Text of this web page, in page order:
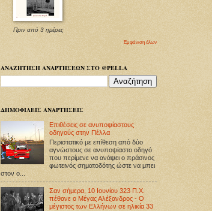
Πριν από 3 ημέρες
Εμφάνιση όλων
ΑΝΑΖΗΤΗΣΗ ΑΝΑΡΤΗΣΕΩΝ ΣΤΟ @PELLA
ΔΗΜΟΦΙΛΕΙΣ ΑΝΑΡΤΗΣΕΙΣ
Επιθέσεις σε ανυποψίαστους
οδηγούς στην Πέλλα
Περιστατικό με επίθεση από δύο
αγνώστους σε ανυποψίαστο οδηγό
που περίμενε να ανάψει ο πράσινος
φωτεινός σηματοδότης ώστε να μπει
στον ο...
Σαν σήμερα, 10 Ιουνίου 323 Π.Χ.
πέθανε ο Μέγας Αλέξανδρος - Ο
μέγιστος των Ελλήνων σε ηλικία 33